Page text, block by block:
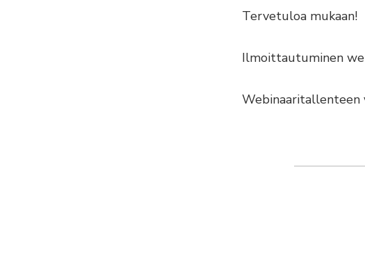
Tervetuloa mukaan!
Ilmoittautuminen
Webinaaritallenteen